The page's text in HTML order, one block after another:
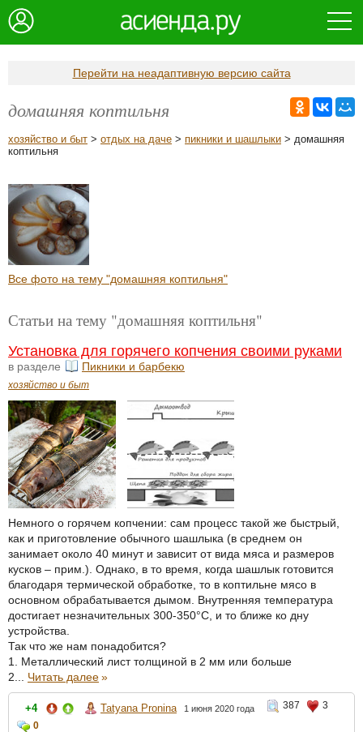
Перейти на неадаптивную версию сайта
домашняя коптильня
хозяйство и быт > отдых на даче > пикники и шашлыки > домашняя
коптильня
Все фото на тему "домашняя коптильня"
Статьи на тему "домашняя коптильня"
Установка для горячего копчения своими руками
в разделе Пикники и барбекю
хозяйство и быт
Немного о горячем копчении: сам процесс такой же быстрый,
как и приготовление обычного шашлыка (в среднем он
занимает около 40 минут и зависит от вида мяса и размеров
кусков – прим.). Однако, в то время, когда шашлык готовится
благодаря термической обработке, то в коптильне мясо в
основном обрабатывается дымом. Внутренняя температура
достигает незначительных 300-350°С, и то ближе ко дну
устройства.
Так что же нам понадобится?
1. Металлический лист толщиной в 2 мм или больше
2... Читать далее»
+4 Tatyana Pronina 1 июня 2020 года 387
3
0